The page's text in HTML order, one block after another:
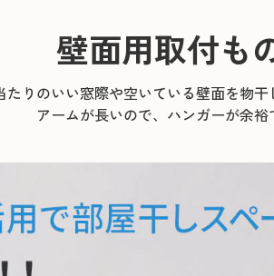
壁面用取付も
たりのいい窓際や空いている壁面を物
アームが長いので、ハンガーが余裕